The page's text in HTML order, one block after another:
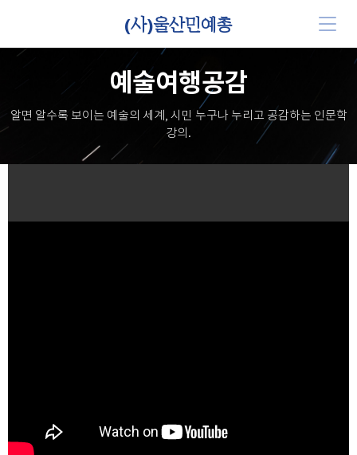
(사)울산민예총
예술여행공감
알면 알수록 보이는 예술의 세계, 시민 누구나 누리고 공감하는 인문학
강의.